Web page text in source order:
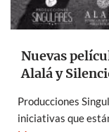
Nuevas
Alalá y
Producciones
iniciativas que